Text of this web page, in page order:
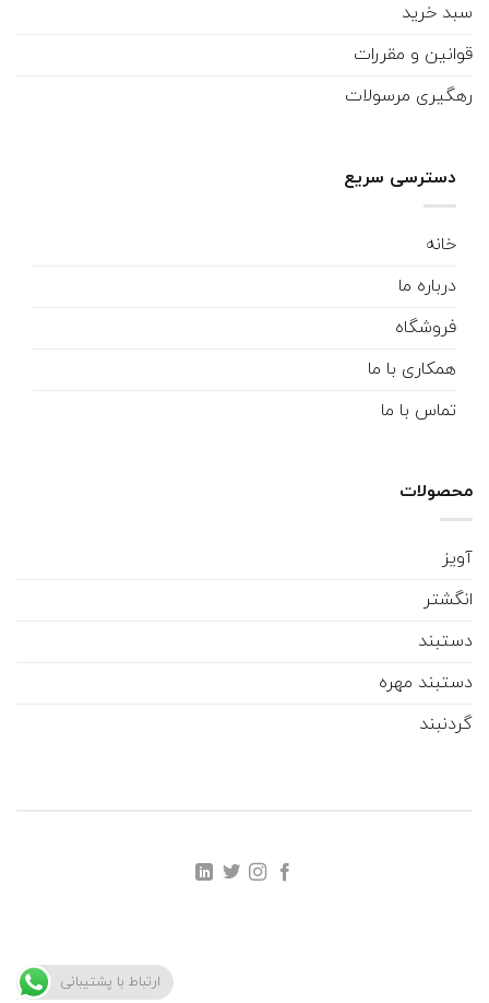
سبد خرید
قوانین و مقررات
رهگیری مرسولات
دسترسی سریع
خانه
درباره ما
فروشگاه
همکاری با ما
تماس با ما
محصولات
آویز
انگشتر
دستبند
دستبند مهره
گردنبند
ارتباط با پشتیبانی